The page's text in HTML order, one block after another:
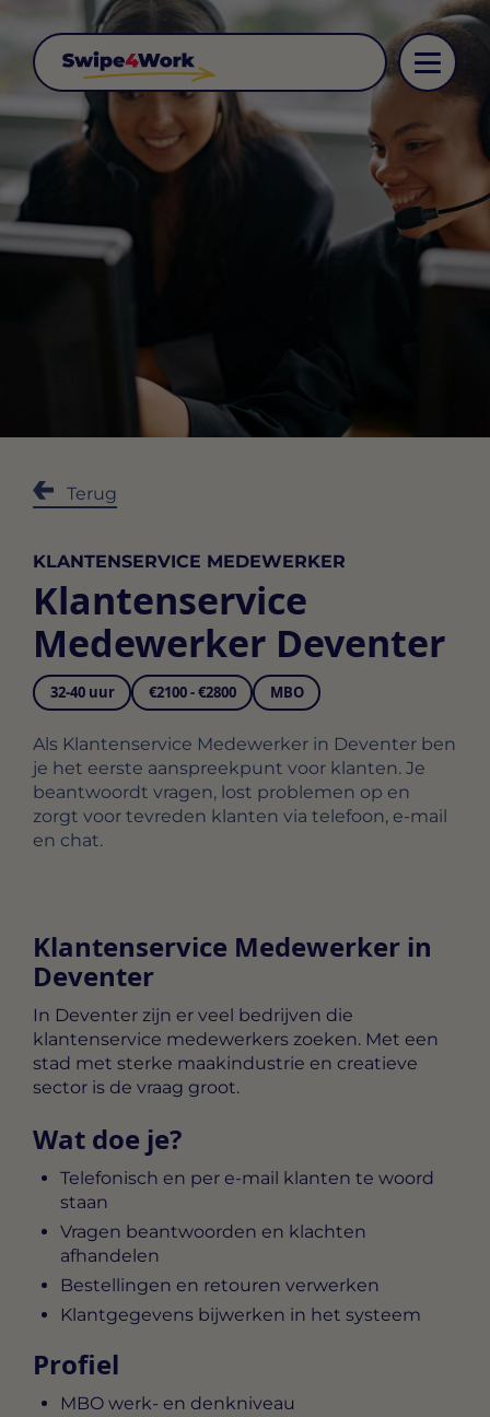
Terug
KLANTENSERVICE MEDEWERKER
Klantenservice
Medewerker Deventer
32-40 uur €2100 - €2800 MBO
Als Klantenservice Medewerker in Deventer ben
je het eerste aanspreekpunt voor klanten. Je
beantwoordt vragen, lost problemen op en
zorgt voor tevreden klanten via telefoon, e-mail
en chat.
Klantenservice Medewerker in
Deventer
In Deventer zijn er veel bedrijven die
klantenservice medewerkers zoeken. Met een
stad met sterke maakindustrie en creatieve
sector is de vraag groot.
Wat doe je?
Telefonisch en per e-mail klanten te woord
staan
Vragen beantwoorden en klachten
afhandelen
Bestellingen en retouren verwerken
Klantgegevens bijwerken in het systeem
Profiel
MBO werk- en denkniveau